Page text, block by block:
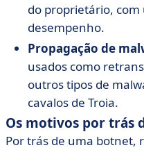
do proprietário,
desempenho.
Propagação de
usados como
outros tipos de
cavalos de Troia.
Os motivos por trás
Por trás de uma botnet,